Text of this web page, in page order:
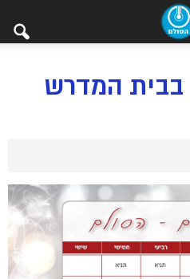
בבית המדרש